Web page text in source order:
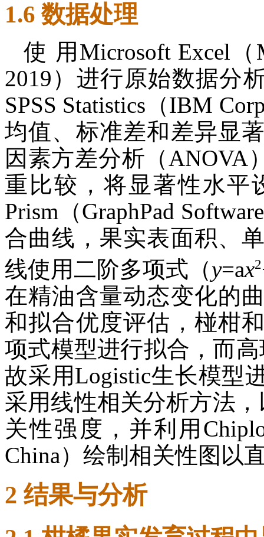
1.6 数据处理
使 用Microsoft Excel（
2019）进行原始数据分
SPSS Statistics（IBM
均值、标准差和差异显
因素方差分析（ANOVA
重比较，将显著性水平
Prism（GraphPad
合曲线，果实表面积、
线使用二阶多项式（y=ax2
在精油含量动态变化的
和拟合优度评估，椪柑
项式模型进行拟合，而
故采用Logistic生长模型
采用线性相关分析方法
关性强度，并利用
China）绘制相关性图以
2 结果与分析